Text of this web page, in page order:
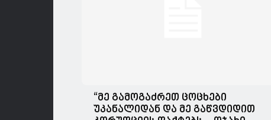
“მე გამოგაძრეთ ცოცხები
უკანალიდან და მე გაწვდიდით